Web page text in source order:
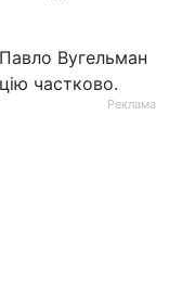
Вугельман
частково.
Реклама